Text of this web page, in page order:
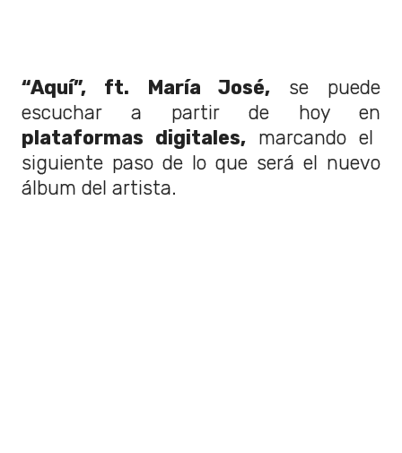
“Aquí”, ft. María José, se puede
escuchar a partir de hoy en
plataformas digitales, marcando el
siguiente paso de lo que será el nuevo
álbum del artista.